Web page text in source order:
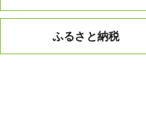
ふるさと納税